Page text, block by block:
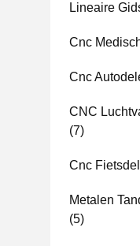
Lineaire
Cnc
Cnc
CNC
(7)
Cnc
Metalen
(5)